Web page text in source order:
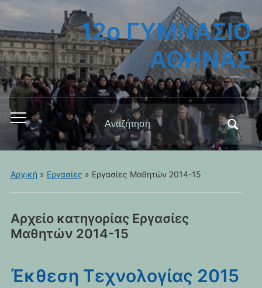
12ο ΓΥΜΝΑΣΙΟ
ΑΘΗΝΑΣ
Εναλλαγή
του
μενού
για
Αναζήτηση
για:
Αρχική » Εργασίες » Εργασίες Μαθητών 2014-15
Αρχείο κατηγορίας Εργασίες
Μαθητών 2014-15
Έκθεση Τεχνολογίας 2015